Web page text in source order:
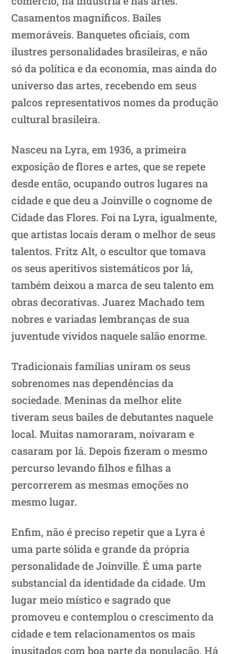
Casamentos magníficos. Bailes
memoráveis. Banquetes oficiais, com
ilustres personalidades brasileiras, e não
só da política e da economia, mas ainda do
universo das artes, recebendo em seus
palcos representativos nomes da produção
cultural brasileira.
Nasceu na Lyra, em 1936, a primeira
exposição de flores e artes, que se repete
desde então, ocupando outros lugares na
cidade e que deu a Joinville o cognome de
Cidade das Flores. Foi na Lyra, igualmente,
que artistas locais deram o melhor de seus
talentos. Fritz Alt, o escultor que tomava
os seus aperitivos sistemáticos por lá,
também deixou a marca de seu talento em
obras decorativas. Juarez Machado tem
nobres e variadas lembranças de sua
juventude vividos naquele salão enorme.
Tradicionais famílias uniram os seus
sobrenomes nas dependências da
sociedade. Meninas da melhor elite
tiveram seus bailes de debutantes naquele
local. Muitas namoraram, noivaram e
casaram por lá. Depois fizeram o mesmo
percurso levando filhos e filhas a
percorrerem as mesmas emoções no
mesmo lugar.
Enfim, não é preciso repetir que a Lyra é
uma parte sólida e grande da própria
personalidade de Joinville. É uma parte
substancial da identidade da cidade. Um
lugar meio místico e sagrado que
promoveu e contemplou o crescimento da
cidade e tem relacionamentos os mais
inusitados com boa parte da população. Há